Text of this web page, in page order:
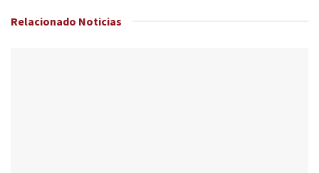
Relacionado Noticias